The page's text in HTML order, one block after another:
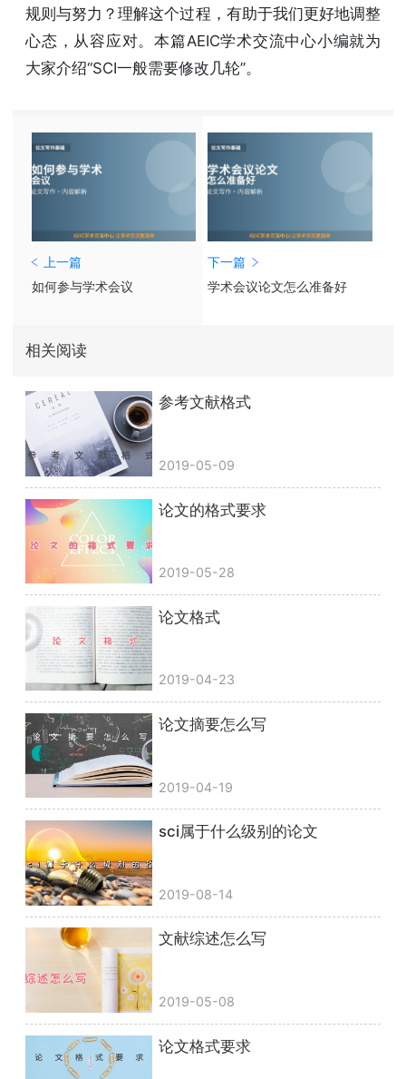
规则与努力？理解这个过程，有助于我们更好地调整
心态，从容应对。本篇AEIC学术交流中心小编就为
大家介绍“SCI一般需要修改几轮”。
上一篇
如何参与学术会议
下一篇
学术会议论文怎么准备好
相关阅读
参考文献格式
2019-05-09
论文的格式要求
2019-05-28
论文格式
2019-04-23
论文摘要怎么写
2019-04-19
sci属于什么级别的论文
2019-08-14
文献综述怎么写
2019-05-08
论文格式要求